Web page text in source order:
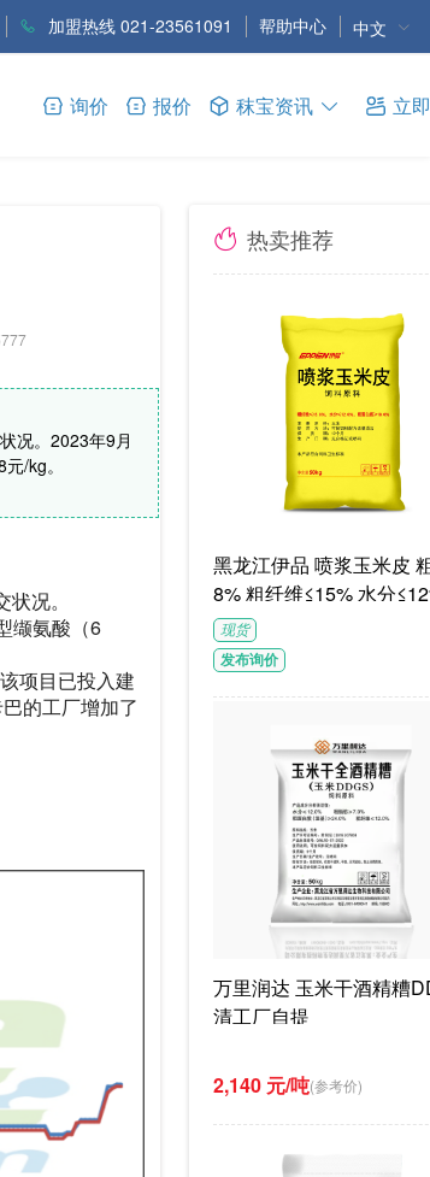
加盟热线 021-23561091 帮助中心 中文
询价 报价 秣宝资讯 立
况。2023年9月
/kg。
况。
缬氨酸（6
项目已投入建
的工厂增加了
热卖推荐
黑龙江伊品 喷浆玉米皮 粗蛋白≥1
8% 粗纤维≤15% 水分
G/袋饲料级褐色或浅褐
体
现货
发布询价
万里润达 玉米干酒精糟
清工厂自提
2,140 元/吨(参考价)